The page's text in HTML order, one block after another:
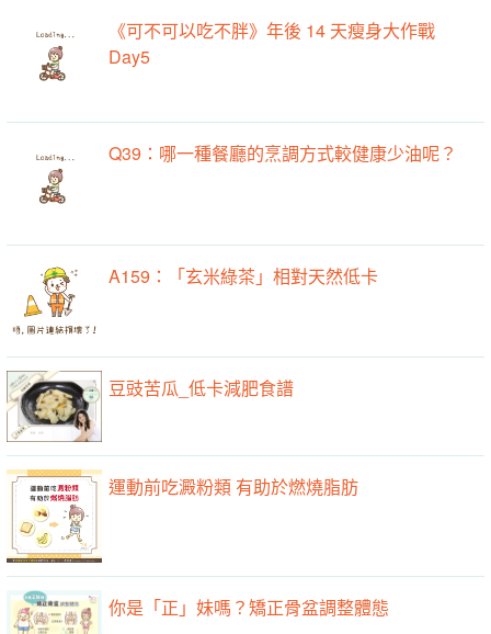
《可不可以吃不胖》年後 14 天瘦身大作戰
Day5
Q39：哪一種餐廳的烹調方式較健康少油呢？
A159：「玄米綠茶」相對天然低卡
豆豉苦瓜_低卡減肥食譜
運動前吃澱粉類 有助於燃燒脂肪
你是「正」妹嗎？矯正骨盆調整體態